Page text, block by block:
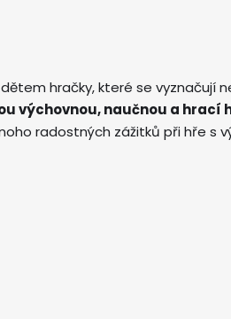
hračky, které se vyznačují
výchovnou, naučnou a hrací
radostných zážitků při hře s